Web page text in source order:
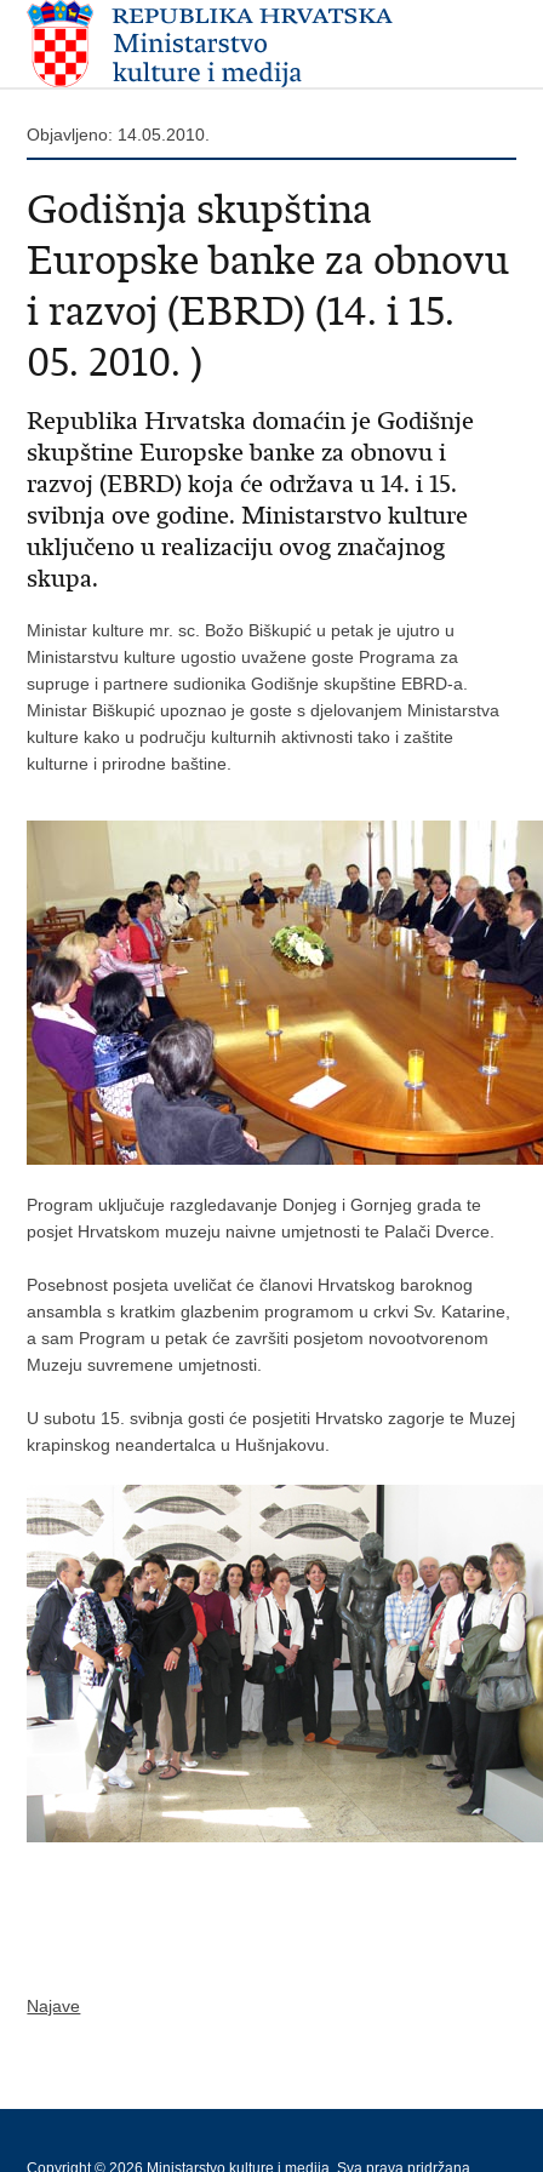
Objavljeno: 14.05.2010.
Godišnja skupština
Europske banke za obnovu
i razvoj (EBRD) (14. i 15.
05. 2010. )
Republika Hrvatska domaćin je Godišnje
skupštine Europske banke za obnovu i
razvoj (EBRD) koja će održava u 14. i 15.
svibnja ove godine. Ministarstvo kulture
uključeno u realizaciju ovog značajnog
skupa.
Ministar kulture mr. sc. Božo Biškupić u petak je ujutro u
Ministarstvu kulture ugostio uvažene goste Programa za
supruge i partnere sudionika Godišnje skupštine EBRD-a.
Ministar Biškupić upoznao je goste s djelovanjem Ministarstva
kulture kako u području kulturnih aktivnosti tako i zaštite
kulturne i prirodne baštine.
Program uključuje razgledavanje Donjeg i Gornjeg grada te
posjet Hrvatskom muzeju naivne umjetnosti te Palači Dverce.
Posebnost posjeta uveličat će članovi Hrvatskog baroknog
ansambla s kratkim glazbenim programom u crkvi Sv. Katarine,
a sam Program u petak će završiti posjetom novootvorenom
Muzeju suvremene umjetnosti.
U subotu 15. svibnja gosti će posjetiti Hrvatsko zagorje te Muzej
krapinskog neandertalca u Hušnjakovu.
Najave
Copyright © 2026 Ministarstvo kulture i medija. Sva prava pridržana